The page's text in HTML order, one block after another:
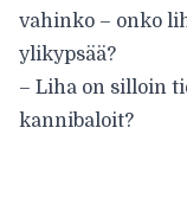
vahinko – onko
ylikypsää?
– Liha on silloin
kannibaloit?